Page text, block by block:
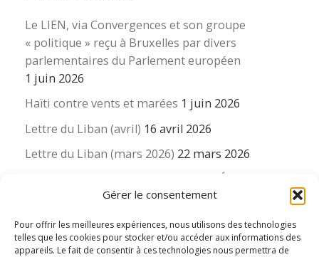
Gérer le consentement
Pour offrir les meilleures expériences, nous utilisons des technologies
telles que les cookies pour stocker et/ou accéder aux informations des
appareils. Le fait de consentir à ces technologies nous permettra de
Le LIEN, via Convergences et son groupe
« politique » reçu à Bruxelles par divers
parlementaires du Parlement européen
1 juin 2026
Haïti contre vents et marées 1 juin 2026
Lettre du Liban (avril) 16 avril 2026
Lettre du Liban (mars 2026) 22 mars 2026
La revue « Educateur » décapitée ? L’Éducation
nouvelle et ses liens avec la revue du Syndicat
16 mars 2026